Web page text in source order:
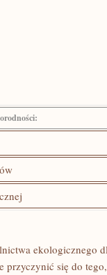
ekologicznego
przyczynić ⁢się do